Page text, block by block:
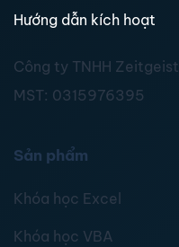
Hướng dẫn kích hoạt
Công ty TNHH Zeitgeist
MST: 0315976395
Sản phẩm
Khóa học Excel
Khóa học VBA